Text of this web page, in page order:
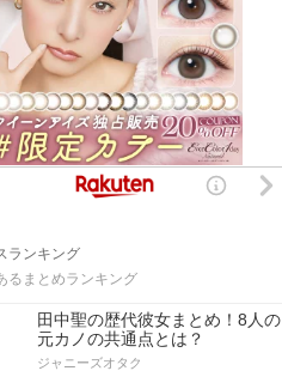
ランキング
るまとめランキング
田中聖の歴代彼女まとめ！8人の
元カノの共通点とは？
ジャニーズオタク